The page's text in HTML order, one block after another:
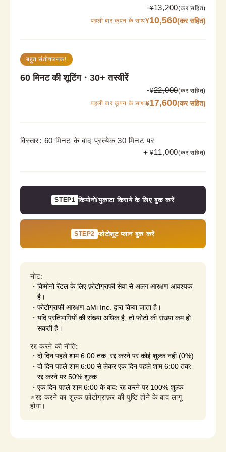
-¥13,200(कर सहित)
पहली बार कूपन के साथ¥10,560(कर सहित)
बहुत संतोषजनक!
60 मिनट की शूटिंग・30+ तस्वीरें
-¥22,000(कर सहित)
पहली बार कूपन के साथ¥17,600(कर सहित)
विस्तार: 60 मिनट के बाद प्रत्येक 30 मिनट पर
＋ ¥11,000(कर सहित)
STEP1 किमोनो/युकाटा किराये के लिए बुक करें
STEP2 फोटोशूट प्लान बुक करें
नोट:
किमोनो रेंटल के लिए फ़ोटोग्राफी सेवा से अलग आरक्षण आवश्यक
है।
फोटोग्राफी आरक्षण aMi Inc. द्वारा किया जाता है।
यदि प्रतिभागियों की संख्या अधिक है, तो फोटो की संख्या कम हो
सकती है।
रद्द करने की नीति:
दो दिन पहले शाम 6:00 तक: रद्द करने पर कोई शुल्क नहीं (0%)
दो दिन पहले शाम 6:00 से लेकर एक दिन पहले शाम 6:00 तक:
रद्द करने पर 50% शुल्क
एक दिन पहले शाम 6:00 के बाद: रद्द करने पर 100% शुल्क
※रद्द करने का शुल्क फ़ोटोग्राफ़र की पुष्टि होने के बाद लागू
होगा।